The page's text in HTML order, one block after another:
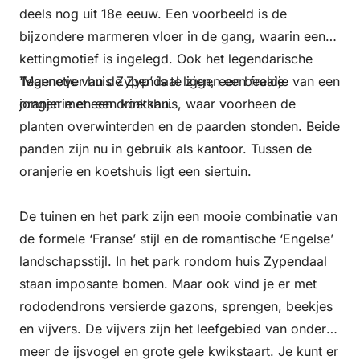
deels nog uit 18e eeuw. Een voorbeeld is de
bijzondere marmeren vloer in de gang, waarin een
kettingmotief is ingelegd. Ook het legendarische
‘Mannetje van de Zyp’ is te zien, een beeldje van een
jongen met een drinkkan.
Tegenover huis Zypendaal liggen een fraaie
oranjerie en een koetshuis, waar voorheen de
planten overwinterden en de paarden stonden. Beide
panden zijn nu in gebruik als kantoor. Tussen de
oranjerie en koetshuis ligt een siertuin.
De tuinen en het park zijn een mooie combinatie van
de formele ‘Franse’ stijl en de romantische ‘Engelse’
landschapsstijl. In het park rondom huis Zypendaal
staan imposante bomen. Maar ook vind je er met
rododendrons versierde gazons, sprengen, beekjes
en vijvers. De vijvers zijn het leefgebied van onder
meer de ijsvogel en grote gele kwikstaart. Je kunt er